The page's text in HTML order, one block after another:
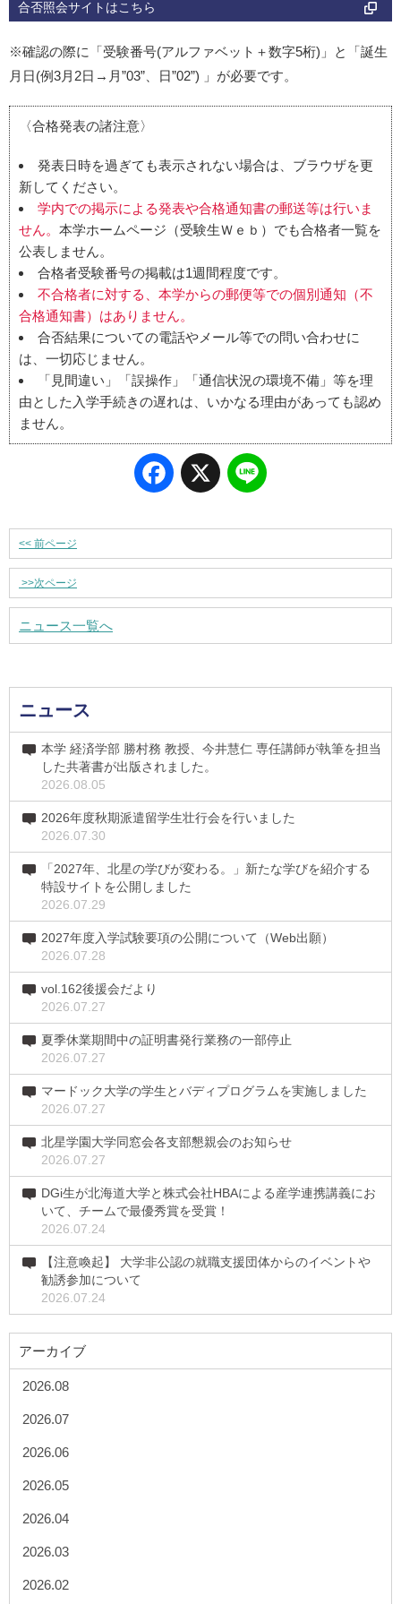
合否照会サイトはこちら
※確認の際に「受験番号(アルファベット＋数字5桁)」と「誕生
月日(例3月2日→月”03”、日”02”) 」が必要です。
〈合格発表の諸注意〉
発表日時を過ぎても表示されない場合は、ブラウザを更
新してください。
学内での掲示による発表や合格通知書の郵送等は行いま
せん。 本学ホームページ（受験生Ｗｅｂ）でも合格者一覧を
公表しません。
合格者受験番号の掲載は1週間程度です。
不合格者に対する、本学からの郵便等での個別通知（不
合格通知書）はありません。
合否結果についての電話やメール等での問い合わせに
は、一切応じません。
「見間違い」「誤操作」「通信状況の環境不備」等を理
由とした入学手続きの遅れは、いかなる理由があっても認め
ません。
Facebook
X
<< 前ページ
>>次ページ
ニュース一覧へ
ニュース
本学 経済学部 勝村務 教授、今井慧仁 専任講師が執筆を担当
した共著書が出版されました。
2026.08.05
2026年度秋期派遣留学生壮行会を行いました
2026.07.30
「2027年、北星の学びが変わる。」新たな学びを紹介する
特設サイトを公開しました
2026.07.29
2027年度入学試験要項の公開について（Web出願）
2026.07.28
vol.162後援会だより
2026.07.27
夏季休業期間中の証明書発行業務の一部停止
2026.07.27
マードック大学の学生とバディプログラムを実施しました
2026.07.27
北星学園大学同窓会各支部懇親会のお知らせ
2026.07.27
DGi生が北海道大学と株式会社HBAによる産学連携講義にお
いて、チームで最優秀賞を受賞！
2026.07.24
【注意喚起】 大学非公認の就職支援団体からのイベントや
勧誘参加について
2026.07.24
アーカイブ
2026.08
2026.07
2026.06
2026.05
2026.04
2026.03
2026.02